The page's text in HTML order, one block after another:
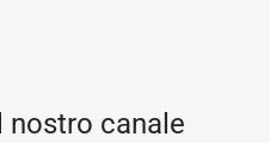
nostro canale